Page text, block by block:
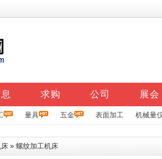
求购 公司 展会
量具 五金 表面加工 机械量
» 螺纹加工机床